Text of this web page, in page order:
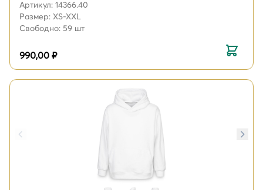
Артикул: 14366.40
Размер: XS-XXL
Свободно: 59 шт
990,00 ₽